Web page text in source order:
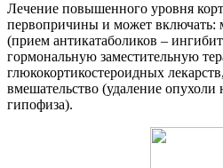
Лечение повышенного уровня
первопричины и может включать:
(прием антикатаболиков –
гормональную заместительную
глюкокортикостероидных
вмешательство (удаление опухоли
гипофиза).